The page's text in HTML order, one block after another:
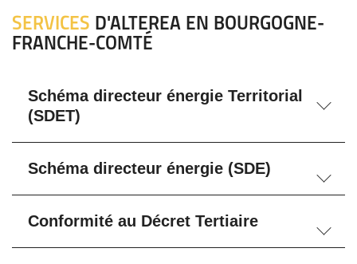
SERVICES D'ALTEREA EN BOURGOGNE-
FRANCHE-COMTÉ
Schéma directeur énergie Territorial
(SDET)
Schéma directeur énergie (SDE)
Conformité au Décret Tertiaire